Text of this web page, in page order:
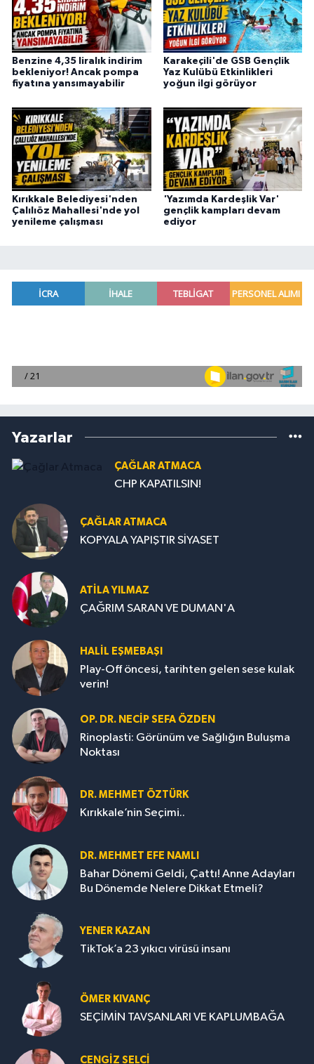
Benzine 4,35 liralık indirim
bekleniyor! Ancak pompa
fiyatına yansımayabilir
Karakeçili'de GSB Gençlik
Yaz Kulübü Etkinlikleri
yoğun ilgi görüyor
Kırıkkale Belediyesi'nden
Çalılıöz Mahallesi'nde yol
yenileme çalışması
'Yazımda Kardeşlik Var'
gençlik kampları devam
ediyor
Yazarlar
ÇAĞLAR ATMACA
CHP KAPATILSIN!
ÇAĞLAR ATMACA
KOPYALA YAPIŞTIR SİYASET
ATILA YILMAZ
ÇAĞRIM SARAN VE DUMAN'A
HALIL EŞMEBAŞI
Play-Off öncesi, tarihten gelen sese kulak
verin!
OP. DR. NECIP SEFA ÖZDEN
Rinoplasti: Görünüm ve Sağlığın Buluşma
Noktası
DR. MEHMET ÖZTÜRK
Kırıkkale’nin Seçimi..
DR. MEHMET EFE NAMLI
Bahar Dönemi Geldi, Çattı! Anne Adayları
Bu Dönemde Nelere Dikkat Etmeli?
YENER KAZAN
TikTok’a 23 yıkıcı virüsü insanı
ÖMER KIVANÇ
SEÇİMİN TAVŞANLARI VE KAPLUMBAĞA
CENGİZ SELCİ